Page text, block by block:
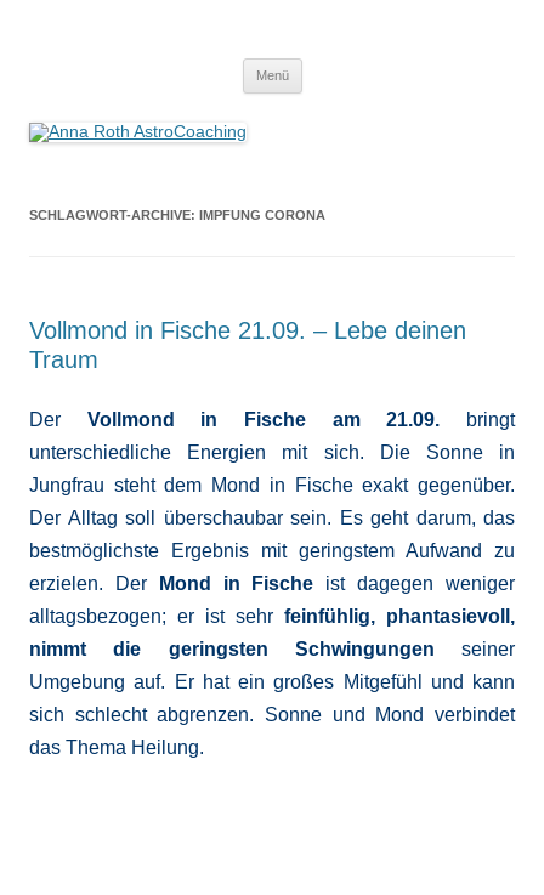
Menü
SCHLAGWORT-ARCHIVE: IMPFUNG CORONA
Vollmond in Fische 21.09. – Lebe deinen
Traum
Der Vollmond in Fische am 21.09. bringt
unterschiedliche Energien mit sich. Die Sonne in
Jungfrau steht dem Mond in Fische exakt gegenüber.
Der Alltag soll überschaubar sein. Es geht darum, das
bestmöglichste Ergebnis mit geringstem Aufwand zu
erzielen. Der
Mond in Fische ist dagegen weniger
alltagsbezogen; er ist sehr feinfühlig, phantasievoll,
nimmt die geringsten Schwingungen seiner
Umgebung auf. Er hat ein großes Mitgefühl und kann
sich schlecht abgrenzen. Sonne und Mond verbindet
das Thema Heilung.